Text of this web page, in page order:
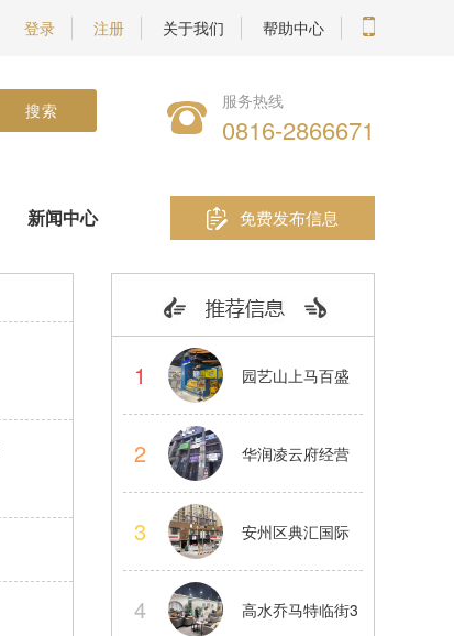
登录 注册 关于我们 帮助中心
服务热线
0816-2866671
新闻中心 免费发布信息
1 园艺山上马百盛
2 华润凌云府经营
3 安州区典汇国际
4 高水乔马特临街3